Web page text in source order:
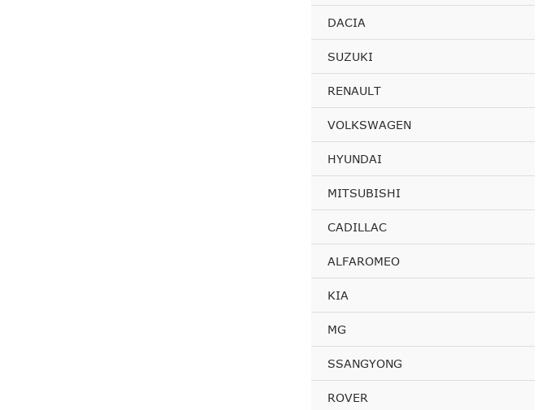
DACIA
SUZUKI
RENAULT
VOLKSWAGEN
HYUNDAI
MITSUBISHI
CADILLAC
ALFAROMEO
KIA
MG
SSANGYONG
ROVER